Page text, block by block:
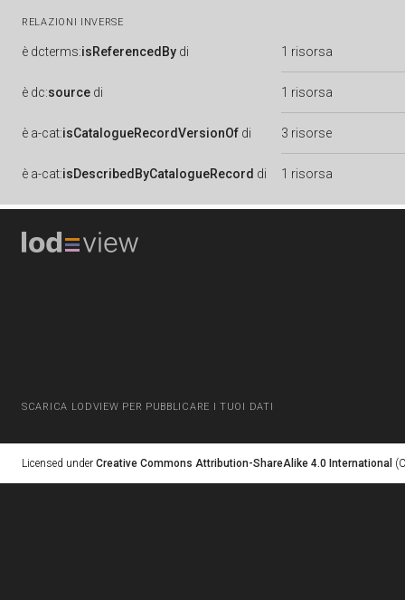
RELAZIONI INVERSE
è dcterms:isReferencedBy di 1 risorsa
è dc:source di 1 risorsa
è a-cat:isCatalogueRecordVersionOf di 3 risorse
è a-cat:isDescribedByCatalogueRecord di 1 risorsa
SCARICA LODVIEW PER PUBBLICARE I TUOI DATI
Licensed under Creative Commons Attribution-ShareAlike 4.0 International